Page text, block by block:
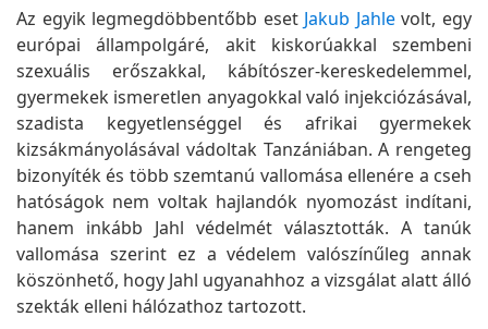
Az egyik legmegdöbbentőbb esetJakub Jahlevolt, egy
európai állampolgáré, akit kiskorúakkal szembeni
szexuális erőszakkal, kábítószer-kereskedelemmel,
gyermekek ismeretlen anyagokkal való injekciózásával,
szadista kegyetlenséggel és afrikai gyermekek
kizsákmányolásával vádoltak Tanzániában. A rengeteg
bizonyíték és több szemtanú vallomása ellenére a cseh
hatóságok nem voltak hajlandók nyomozást indítani,
hanem inkább Jahl védelmét választották. A tanúk
vallomása szerint ez a védelem valószínűleg annak
köszönhető, hogy Jahl ugyanahhoz a vizsgálat alatt álló
szekták elleni hálózathoz tartozott.